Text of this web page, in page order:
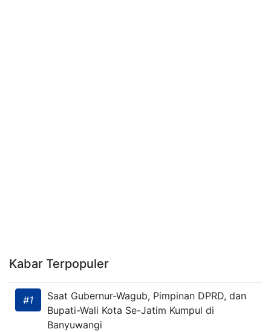
Kabar Terpopuler
#1
Saat Gubernur-Wagub, Pimpinan DPRD, dan
Bupati-Wali Kota Se-Jatim Kumpul di
Banyuwangi